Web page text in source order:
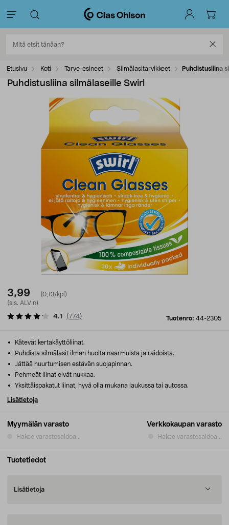
Etusivu Koti Tarve-esineet Silmälasitarvikkeet Puhdistusliina
Puhdistusliina silmälaseille Swirl
3,99
(0,13/kpl)
(sis. ALV:n)
Tuotenro: 44-2305
4.1 (774)
Myymälän varasto
Hakee varastosaldoa...
Verkkokaupan varasto
Hakee varastosaldoa...
Kätevät kertakäyttöliinat.
Puhdista silmälasit ilman huolta naarmuista ja raidoista.
Jättää huurtumisen estävän suojapinnan.
Pehmeät liinat eivät nukkaa.
Yksittäispakatut liinat, hyvä olla mukana laukussa tai autossa.
Lisätietoja
Tuotetiedot
Lisätietoja